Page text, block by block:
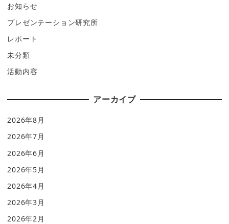
お知らせ
プレゼンテーション研究所
レポート
未分類
活動内容
アーカイブ
2026年8月
2026年7月
2026年6月
2026年5月
2026年4月
2026年3月
2026年2月